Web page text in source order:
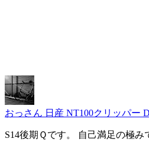
おっさん 日産 NT100クリッパー
S14後期Ｑです。 自己満足の極み